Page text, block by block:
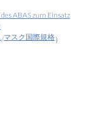
ABAS zum Einsatz
/マスク国際規格）